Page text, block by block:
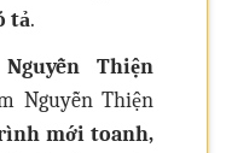
tả.
Thiện
Nguyễn Thiện
mới toanh,